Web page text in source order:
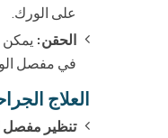
على الورك.
الحقن: يمكن
في مفصل
العلاج
تنظير مفصل